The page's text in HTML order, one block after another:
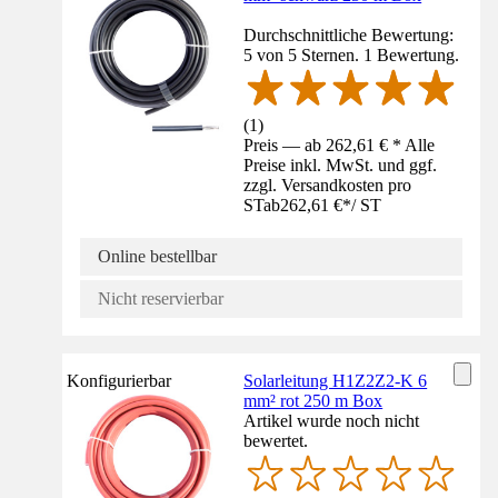
Durchschnittliche Bewertung:
5 von 5 Sternen. 1 Bewertung.
(1)
Preis — ab 262,61 € * Alle
Preise inkl. MwSt. und ggf.
zzgl. Versandkosten pro
STab262,61 €*/ ST
Online bestellbar
Nicht reservierbar
Konfigurierbar
Solarleitung H1Z2Z2-K 6
mm² rot 250 m Box
Artikel wurde noch nicht
bewertet.